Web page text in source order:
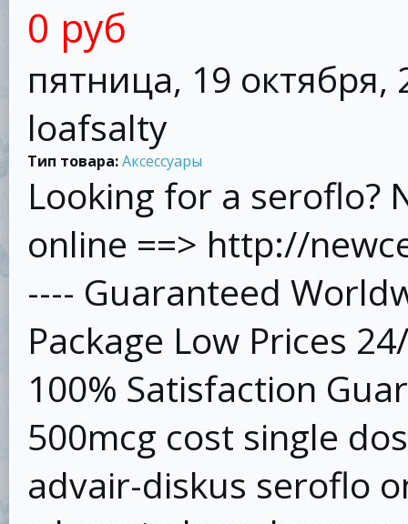
0 руб
пятница, 19 октября,
loafsalty
Тип товара:Аксессуары
Looking for a seroflo?
online ==> http://
---- Guaranteed
Package Low Prices
100% Satisfaction
500mcg cost single
advair-diskus seroflo